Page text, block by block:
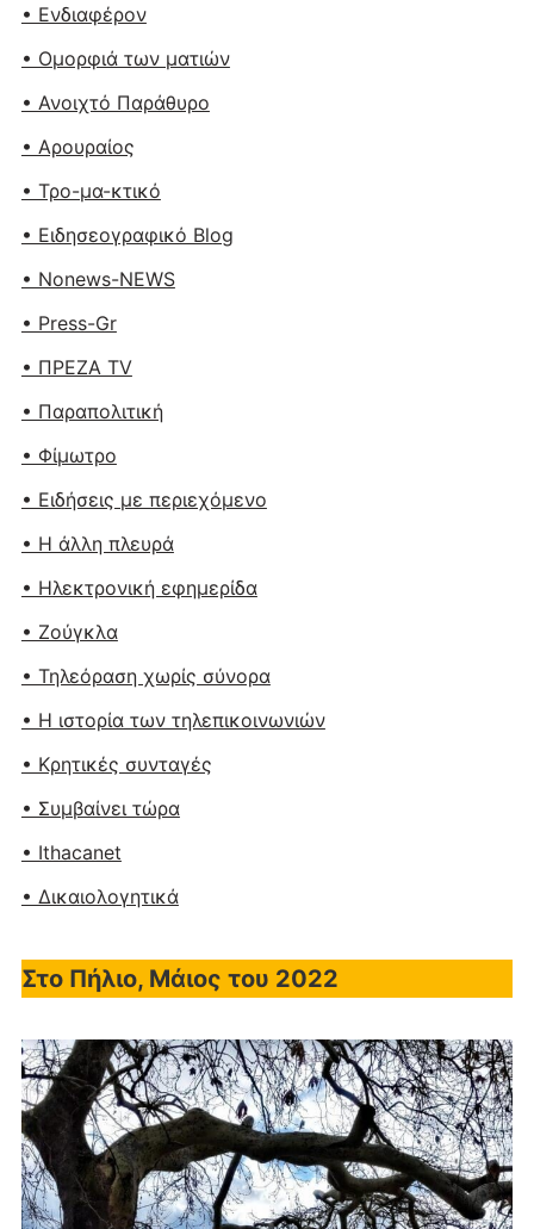
• Ενδιαφέρον
• Ομορφιά των ματιών
• Ανοιχτό Παράθυρο
• Αρουραίος
• Τρο-μα-κτικό
• Ειδησεογραφικό Blog
• Nonews-NEWS
• Press-Gr
• ΠΡΕΖΑ TV
• Παραπολιτική
• Φίμωτρο
• Ειδήσεις με περιεχόμενο
• Η άλλη πλευρά
• Ηλεκτρονική εφημερίδα
• Ζούγκλα
• Τηλεόραση χωρίς σύνορα
• Η ιστορία των τηλεπικοινωνιών
• Κρητικές συνταγές
• Συμβαίνει τώρα
• Ithacanet
• Δικαιολογητικά
Στο Πήλιο, Μάιος του 2022